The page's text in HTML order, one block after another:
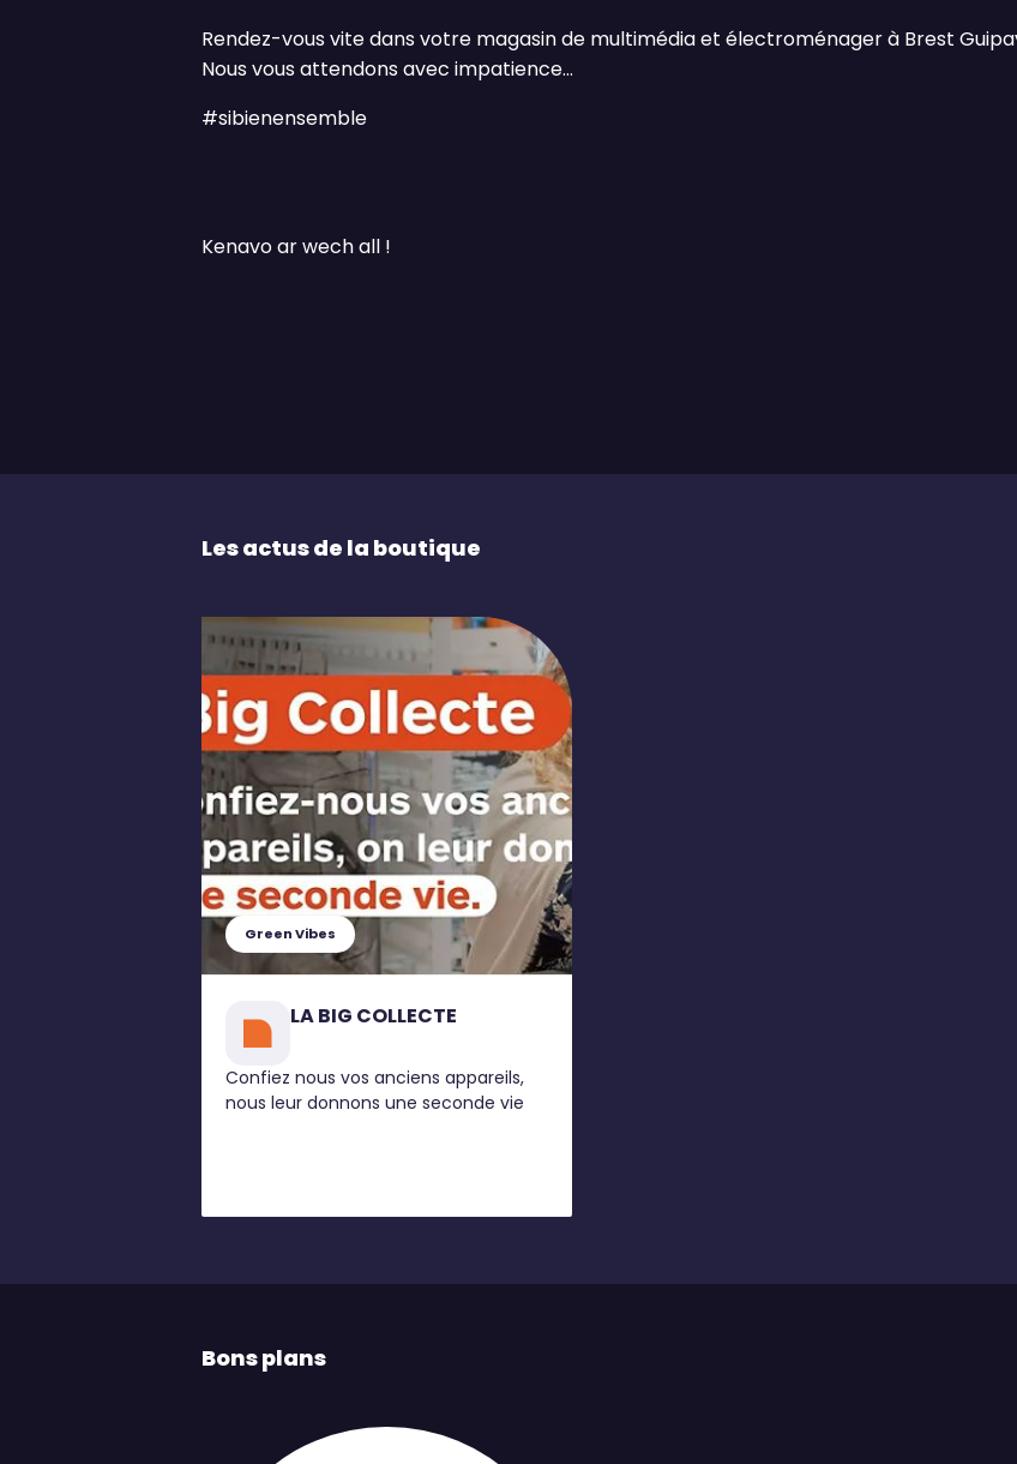
Rendez-vous vite dans votre magasin de multimédia et électroménager à Brest
Nous vous attendons avec impatience...
#sibienensemble
Kenavo ar wech all !
Les actus de la boutique
Green Vibes
LA BIG COLLECTE
Confiez nous vos anciens appareils,
nous leur donnons une seconde vie
Bons plans